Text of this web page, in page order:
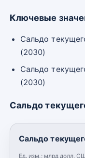
Ключевые
Сальдо
(2030)
Сальдо
(2030)
Сальдо
Сальдо
Ед. изм.: млрд долл.